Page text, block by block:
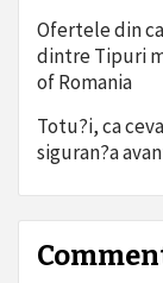
Ofertele din
dintre Tipuri
of Romania
Totu?i, ca
siguran?a